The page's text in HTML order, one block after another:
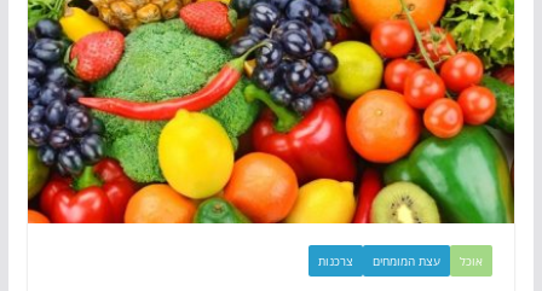
אוכל עצת המומחים צרכנות